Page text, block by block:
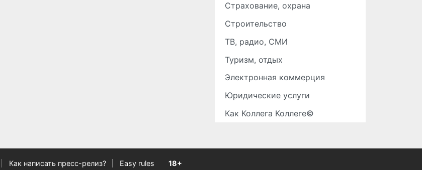
Страхование, охрана
Строительство
ТВ, радио, СМИ
Туризм, отдых
Электронная коммерция
Юридические услуги
Как Коллега Коллеге©
Как написать пресс-релиз? Easy rules 18+